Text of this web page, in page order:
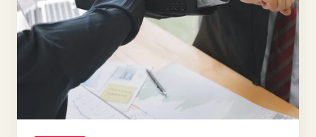
Suomen
Pohjoismaiden